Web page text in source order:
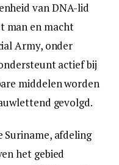
van DNA-lid
man en macht
Army, onder
actief bij
middelen worden
gevolgd.
Suriname, afdeling
het gebied